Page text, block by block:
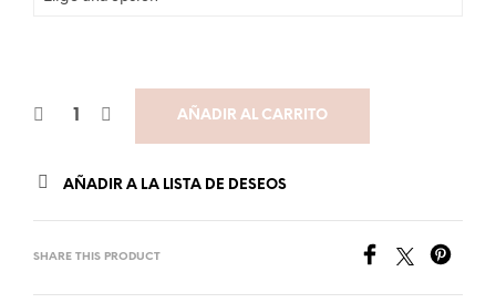
AÑADIR AL CARRITO
AÑADIR A LA LISTA DE DESEOS
SHARE THIS PRODUCT